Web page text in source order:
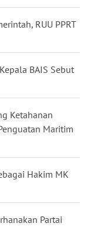
RUU PPRT
BAIS Sebut
Ketahanan
Maritim
Hakim MK
Partai